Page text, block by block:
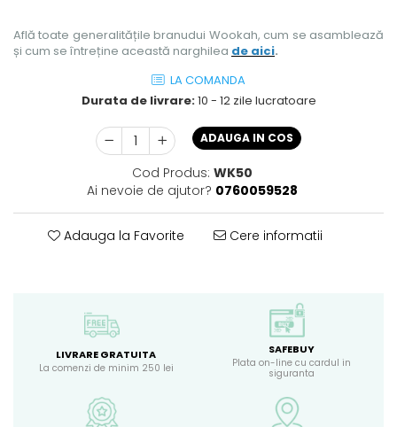
Află toate generalitățile branudui Wookah, cum se asamblează
și cum se întreține această narghilea de aici.
LA COMANDA
Durata de livrare:10 - 12 zile lucratoare
ADAUGA IN COS
Cod Produs: WK50
Ai nevoie de ajutor? 0760059528
Adauga la Favorite Cere informatii
LIVRARE GRATUITA
La comenzi de minim 250 lei
SAFEBUY
Plata on-line cu cardul in
siguranta